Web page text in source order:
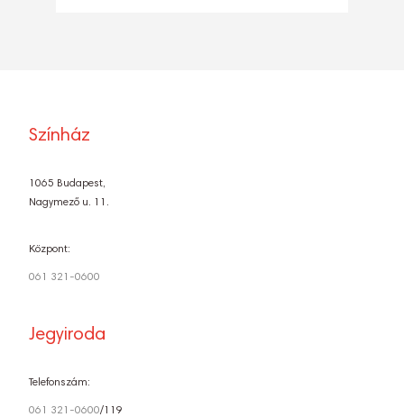
Színház
1065 Budapest,
Nagymező u. 11.
Központ:
061 321-0600
Jegyiroda
Telefonszám:
061 321-0600/119